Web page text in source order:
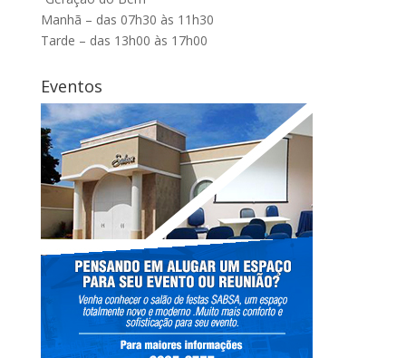
Manhã – das 07h30 às 11h30
Tarde – das 13h00 às 17h00
Eventos